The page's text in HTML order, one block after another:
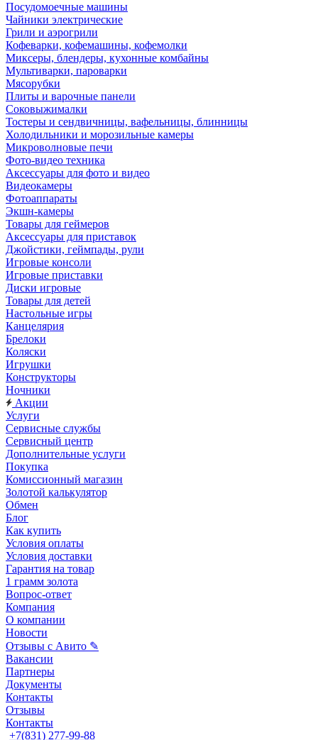
Посудомоечные машины
Чайники электрические
Грили и аэрогрили
Кофеварки, кофемашины, кофемолки
Миксеры, блендеры, кухонные комбайны
Мультиварки, пароварки
Мясорубки
Плиты и варочные панели
Соковыжималки
Тостеры и сендвичницы, вафельницы, блинницы
Холодильники и морозильные камеры
Микроволновые печи
Фото-видео техника
Аксессуары для фото и видео
Видеокамеры
Фотоаппараты
Экшн-камеры
Товары для геймеров
Аксессуары для приставок
Джойстики, геймпады, рули
Игровые консоли
Игровые приставки
Диски игровые
Товары для детей
Настольные игры
Канцелярия
Брелоки
Коляски
Игрушки
Конструкторы
Ночники
Акции
Услуги
Сервисные службы
Сервисный центр
Дополнительные услуги
Покупка
Комиссионный магазин
Золотой калькулятор
Обмен
Блог
Как купить
Условия оплаты
Условия доставки
Гарантия на товар
1 грамм золота
Вопрос-ответ
Компания
О компании
Новости
Отзывы с Авито ✎
Вакансии
Партнеры
Документы
Контакты
Отзывы
Контакты
+7(831) 277-99-88